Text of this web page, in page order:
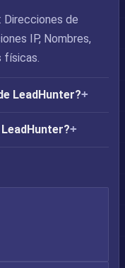
Direcciones de
IP, Nombres,
físicas.
LeadHunter?